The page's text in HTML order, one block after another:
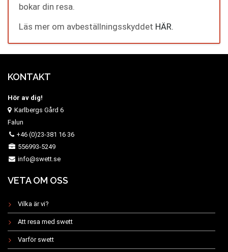
bokar din resa.
Läs mer om avbeställningsskyddet HÄR.
KONTAKT
Hör av dig!
Karlbergs Gård 6
Falun
+46 (0)23-381 16 36
556993-5249
info@swett.se
VETA OM OSS
Vilka är vi?
Att resa med swett
Varför swett